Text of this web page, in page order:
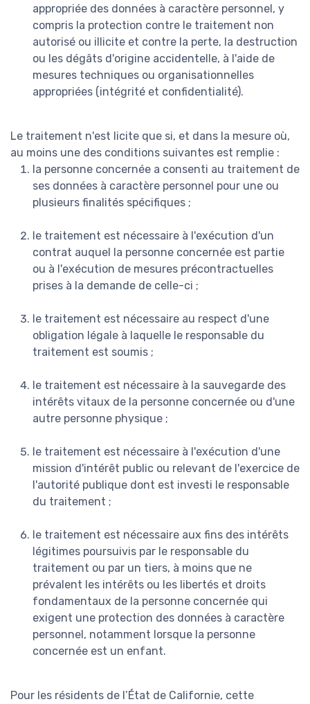
appropriée des données à caractère personnel, y
compris la protection contre le traitement non
autorisé ou illicite et contre la perte, la destruction
ou les dégâts d'origine accidentelle, à l'aide de
mesures techniques ou organisationnelles
appropriées (intégrité et confidentialité).
Le traitement n'est licite que si, et dans la mesure où,
au moins une des conditions suivantes est remplie :
la personne concernée a consenti au traitement de
ses données à caractère personnel pour une ou
plusieurs finalités spécifiques ;
le traitement est nécessaire à l'exécution d'un
contrat auquel la personne concernée est partie
ou à l'exécution de mesures précontractuelles
prises à la demande de celle-ci ;
le traitement est nécessaire au respect d'une
obligation légale à laquelle le responsable du
traitement est soumis ;
le traitement est nécessaire à la sauvegarde des
intérêts vitaux de la personne concernée ou d'une
autre personne physique ;
le traitement est nécessaire à l'exécution d'une
mission d'intérêt public ou relevant de l'exercice de
l'autorité publique dont est investi le responsable
du traitement ;
le traitement est nécessaire aux fins des intérêts
légitimes poursuivis par le responsable du
traitement ou par un tiers, à moins que ne
prévalent les intérêts ou les libertés et droits
fondamentaux de la personne concernée qui
exigent une protection des données à caractère
personnel, notamment lorsque la personne
concernée est un enfant.
Pour les résidents de l’État de Californie, cette